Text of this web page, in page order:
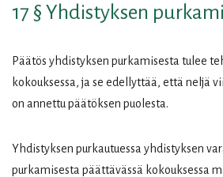
17 § Yhdistyksen
Päätös yhdistyksen purkamisesta tulee
kokouksessa, ja se edellyttää, että neljä
on annettu päätöksen puolesta.
Yhdistyksen purkautuessa yhdistyksen
purkamisesta päättävässä kokouksessa